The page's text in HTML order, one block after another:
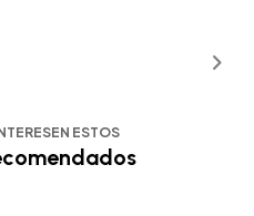
ESTOS